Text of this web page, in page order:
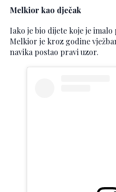
Melkior kao dječak
Iako je bio dijete koje je
Melkior je kroz godine
navika postao pravi uzor.